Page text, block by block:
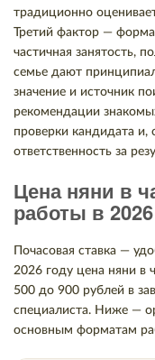
традиционно
Третий фактор —
частичная занятость,
семье дают
значение и источник
рекомендации
проверки кандидата и,
ответственность за
Цена няни в
работы в
Почасовая ставка —
2026 году цена няни в
500 до 900 рублей в
специалиста. Ниже —
основным форматам